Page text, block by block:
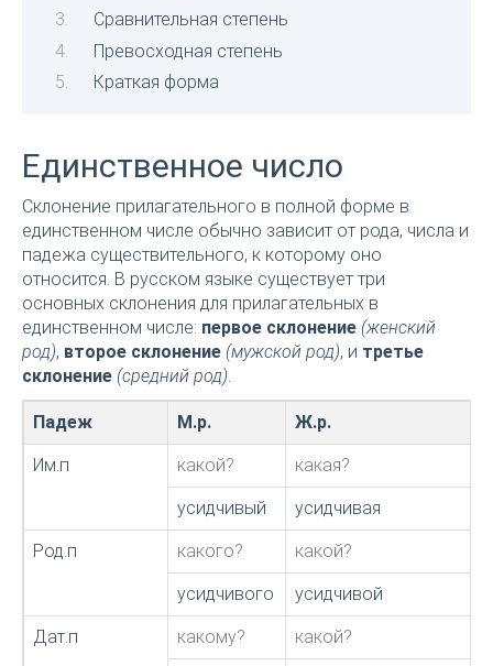
Сравнительная степень
Превосходная степень
Краткая форма
Единственное число
Склонение прилагательного в полной форме в
единственном числе обычно зависит от рода, числа и
падежа существительного, к которому оно
относится. В русском языке существует три
основных склонения для прилагательных в
единственном числе: первое склонение (женский
род), второе склонение (мужской род), и третье
склонение (средний род).
Падеж М.р. Ж.р.
Им.п какой? какая?
усидчивый усидчивая
Род.п какого? какой?
усидчивого усидчивой
Дат.п какому? какой?